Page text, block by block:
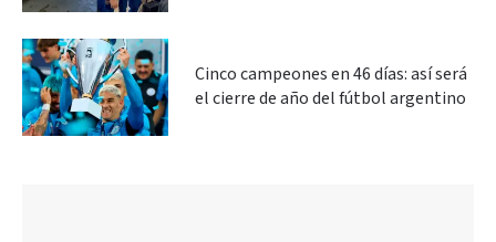
Cinco campeones en 46 días: así será
el cierre de año del fútbol argentino